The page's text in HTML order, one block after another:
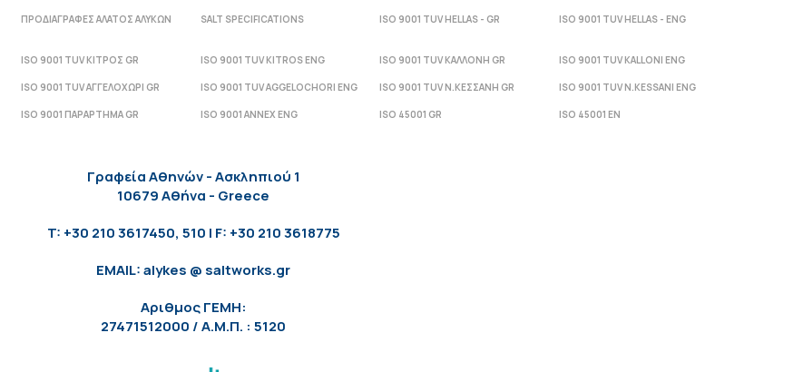
ΠΡΟΔΙΑΓΡΑΦΕΣ ΑΛΑΤΟΣ ΑΛΥΚΩΝ SALT SPECIFICATIONS ISO 9001 TUV HELLAS - GR ISO 9001 TUV HELLAS - ENG
ISO 9001 TUV ΚΙΤΡΟΣ GR ISO 9001 TUV KITROS ENG ISO 9001 TUV ΚΑΛΛΟΝΗ GR ISO 9001 TUV KALLONI ENG
ISO 9001 TUV ΑΓΓΕΛΟΧΩΡΙ GR ISO 9001 TUV AGGELOCHORI ENG ISO 9001 TUV Ν.ΚΕΣΣΑΝΗ GR ISO 9001 TUV N.KESSANI ENG
ISO 9001 ΠΑΡΑΡΤΗΜΑ GR ISO 9001 ANNEX ENG ISO 45001 GR ISO 45001 EN
Γραφεία Αθηνών - Ασκληπιού 1
10679 Αθήνα - Greece
T: +30 210 3617450, 510 | F: +30 210 3618775
EMAIL: alykes @ saltworks.gr
Αριθμος ΓΕΜΗ:
27471512000 / Α.Μ.Π. : 5120